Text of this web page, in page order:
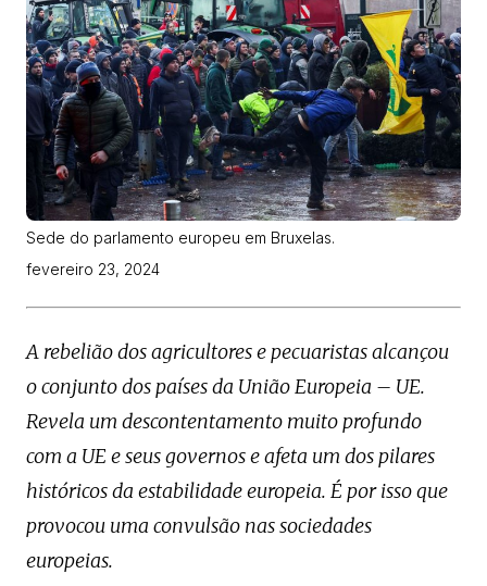
Sede do parlamento europeu em Bruxelas.
fevereiro 23, 2024
A rebelião dos agricultores e pecuaristas alcançou
o conjunto dos países da União Europeia – UE.
Revela um descontentamento muito profundo
com a UE e seus governos e afeta um dos pilares
históricos da estabilidade europeia. É por isso que
provocou uma convulsão nas sociedades
europeias.